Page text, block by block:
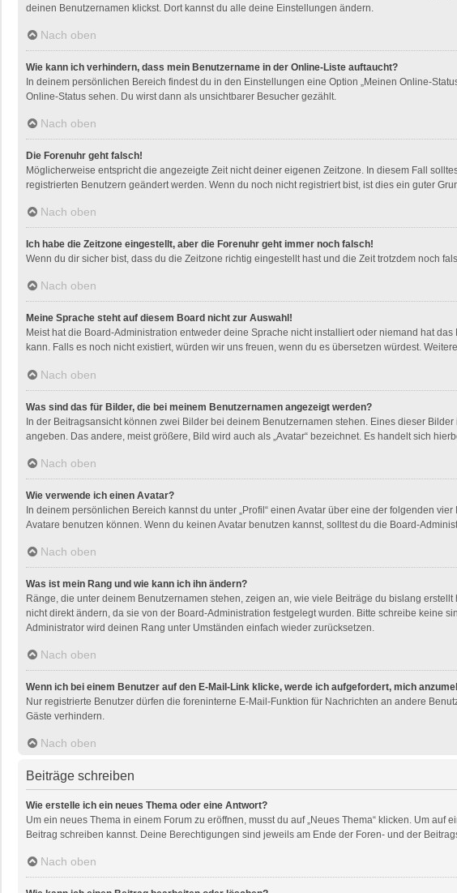
deinen Benutzernamen klickst. Dort kannst du alle deine Einstellungen ändern.
Nach oben
Wie kann ich verhindern, dass mein Benutzername in der Online-Liste auftaucht?
In deinem persönlichen Bereich findest du in den Einstellungen eine Option „Meinen Online-
Online-Status sehen. Du wirst dann als unsichtbarer Besucher gezählt.
Nach oben
Die Forenuhr geht falsch!
Möglicherweise entspricht die angezeigte Zeit nicht deiner eigenen Zeitzone. In diesem Fall
registrierten Benutzern geändert werden. Wenn du noch nicht registriert bist, ist dies ein guter
Nach oben
Ich habe die Zeitzone eingestellt, aber die Forenuhr geht immer noch falsch!
Wenn du dir sicher bist, dass du die Zeitzone richtig eingestellt hast und die Zeit trotzdem noch
Nach oben
Meine Sprache steht auf diesem Board nicht zur Auswahl!
Meist hat die Board-Administration entweder deine Sprache nicht installiert oder niemand hat
kann. Falls es noch nicht existiert, würden wir uns freuen, wenn du es übersetzen würdest.
Nach oben
Was sind das für Bilder, die bei meinem Benutzernamen angezeigt werden?
In der Beitragsansicht können zwei Bilder bei deinem Benutzernamen stehen. Eines dieser
angeben. Das andere, meist größere, Bild wird auch als „Avatar“ bezeichnet. Es handelt sich
Nach oben
Wie verwende ich einen Avatar?
In deinem persönlichen Bereich kannst du unter „Profil“ einen Avatar über eine der folgenden
Avatare benutzen können. Wenn du keinen Avatar benutzen kannst, solltest du die Board-
Nach oben
Was ist mein Rang und wie kann ich ihn ändern?
Ränge, die unter deinem Benutzernamen stehen, zeigen an, wie viele Beiträge du bislang
nicht direkt ändern, da sie von der Board-Administration festgelegt wurden. Bitte schreibe
Administrator wird deinen Rang unter Umständen einfach wieder zurücksetzen.
Nach oben
Wenn ich bei einem Benutzer auf den E-Mail-Link klicke, werde ich aufgefordert, mich
Nur registrierte Benutzer dürfen die foreninterne E-Mail-Funktion für Nachrichten an andere
Gäste verhindern.
Nach oben
Beiträge schreiben
Wie erstelle ich ein neues Thema oder eine Antwort?
Um ein neues Thema in einem Forum zu eröffnen, musst du auf „Neues Thema“ klicken. Um
Beitrag schreiben kannst. Deine Berechtigungen sind jeweils am Ende der Foren- und der
Nach oben